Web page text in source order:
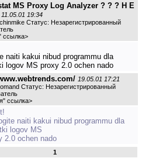
MS Proxy Log Analyzer ? ? ? H E
11.05.01 19:34
Статус: Незарегистрированный
ссылка>
naiti kakui nibud programmu dla
logov MS proxy 2.0 ochen nado
19.05.01 17:21
Статус: Незарегистрированный
ссылка>
naiti kakui nibud programmu dla
logov MS
2.0 ochen nado
1